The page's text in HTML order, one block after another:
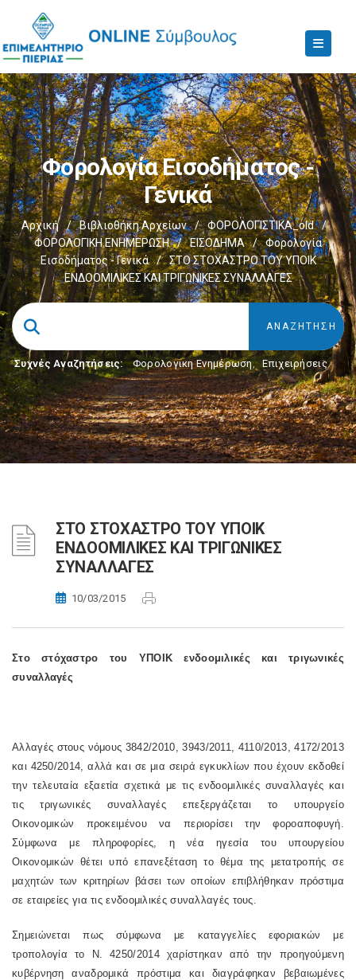
Φορολογία Εισοδήματος -
Γενικά
Αρχική / Βιβλιοθήκη Αρχείων / ΦΟΡΟΛΟΓΙΣΤΙΚΑ_old
/
ΦΟΡΟΛΟΓΙΚΗ ΕΝΗΜΕΡΩΣΗ
/ ΕΙΣΟΔΗΜΑ /
Φορολογία
Εισοδήματος - Γενικά
/
ΣΤΟ ΣΤΟΧΑΣΤΡΟ ΤΟΥ ΥΠΟΙΚ
ΕΝΔΟΟΜΙΛΙΚΕΣ ΚΑΙ ΤΡΙΓΩΝΙΚΕΣ ΣΥΝΑΛΛΑΓΕΣ
Συχνές Αναζητήσεις: Φορολογικη Ενημέρωση, Επιχειρήσεις
ΣΤΟ ΣΤΟΧΑΣΤΡΟ ΤΟΥ ΥΠΟΙΚ
ΕΝΔΟΟΜΙΛΙΚΕΣ ΚΑΙ ΤΡΙΓΩΝΙΚΕΣ
ΣΥΝΑΛΛΑΓΕΣ
10/03/2015
Στο στόχαστρο του ΥΠΟΙΚ ενδοομιλικές και τριγωνικές
συναλλαγές
Αλλαγές στους νόμους 3842/2010, 3943/2011, 4110/2013, 4172/2013
και 4250/2014, αλλά και σε μια σειρά εγκυκλίων που έχουν εκδοθεί
την τελευταία εξαετία σχετικά με τις ενδοομιλικές συναλλαγές και
τις τριγωνικές συναλλαγές επεξεργάζεται το υπουργείο
Οικονομικών προκειμένου να περιορίσει την φοροαποφυγή.
Σύμφωνα με πληροφορίες, η νέα ηγεσία του υπουργείου
Οικονομικών θέτει υπό επανεξέταση το θέμα της μετατροπής σε
μαχητών των κριτηρίων βάσει των οποίων επιβλήθηκαν πρόστιμα
σε εταιρείες για τις ενδοομιλικές συναλλαγές τους.
Σημειώνεται πως σύμφωνα με καταγγελίες εφοριακών με
τροπολογία το Ν. 4250/2014 χαρίστηκαν από την προηγούμενη
κυβέρνηση αναδρομικά πρόστιμα και διαγράφηκαν βεβαιωμένες